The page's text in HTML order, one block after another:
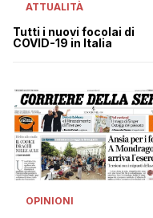
ATTUALITÀ
Tutti i nuovi focolai di
COVID-19 in Italia
OPINIONI